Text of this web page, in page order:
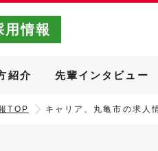
用情報
紹介 先輩インタビュー
TOP キャリア、丸亀市の求人